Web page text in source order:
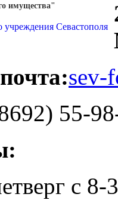
имущества"
учреждения Севастополя
sev-
55-
с